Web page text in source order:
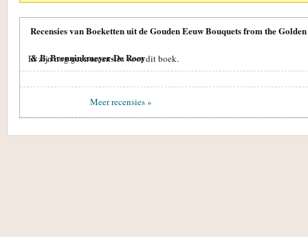
Recensies van Boeketten uit de Gouden Eeuw Bouquets from the
& B. Brenninkmeyer-De Rooy
Er zijn nog geen recensies voor dit boek.
Meer recensies »